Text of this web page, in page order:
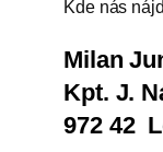
Kde nás
Milan
Kpt. J.
972 42